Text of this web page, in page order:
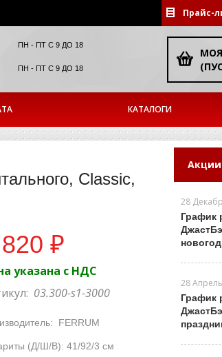
Прайс-
ПН - ПТ С 9 ДО 18
ПН - ПТ С 9 ДО 18
КАТАЛОГИ
Classic,
₽
указана с НДС
03.300-s1-3000
FERRUM
(Д/Ш/В): 41/92/3 см
28
График
28
График